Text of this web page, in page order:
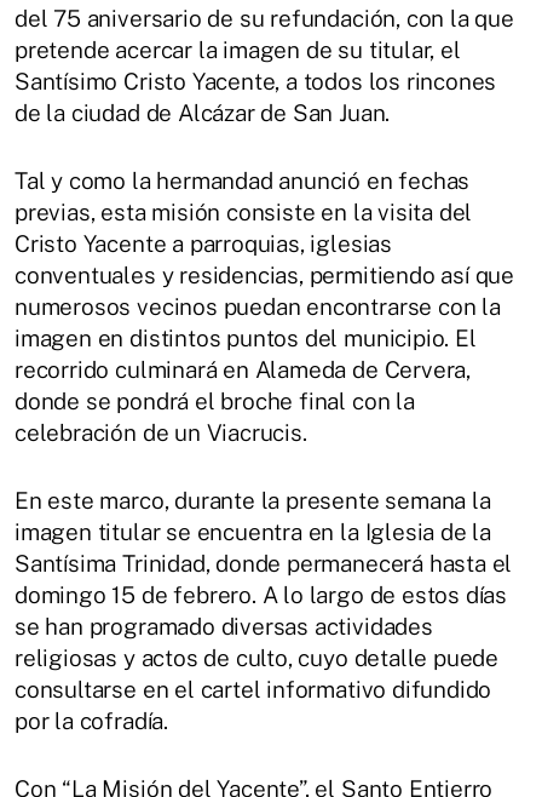
del 75 aniversario de su refundación, con la que
pretende acercar la imagen de su titular, el
Santísimo Cristo Yacente, a todos los rincones
de la ciudad de Alcázar de San Juan.
Tal y como la hermandad anunció en fechas
previas, esta misión consiste en la visita del
Cristo Yacente a parroquias, iglesias
conventuales y residencias, permitiendo así que
numerosos vecinos puedan encontrarse con la
imagen en distintos puntos del municipio. El
recorrido culminará en Alameda de Cervera,
donde se pondrá el broche final con la
celebración de un Viacrucis.
En este marco, durante la presente semana la
imagen titular se encuentra en la Iglesia de la
Santísima Trinidad, donde permanecerá hasta el
domingo 15 de febrero. A lo largo de estos días
se han programado diversas actividades
religiosas y actos de culto, cuyo detalle puede
consultarse en el cartel informativo difundido
por la cofradía.
Con “La Misión del Yacente”, el Santo Entierro